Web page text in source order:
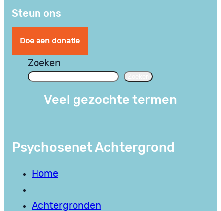
Steun ons
Doe een donatie
Zoeken
Veel gezochte termen
Psychosenet Achtergrond
Home
Achtergronden